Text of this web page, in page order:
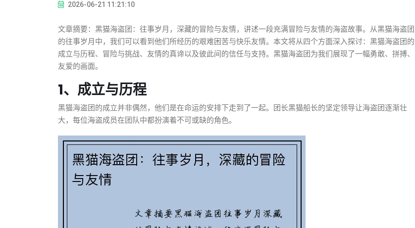
2026-06-21 11:21:10
文章摘要：黑猫海盗团：往事岁月，深藏的冒险与友情，讲述一段充满冒险与友情的海盗故事。从黑猫海盗团
的往事岁月中，我们可以看到他们所经历的艰难困苦与快乐友情。本文将从四个方面深入探讨：黑猫海盗团的
成立与历程、冒险与挑战、友情的真谛以及彼此间的信任与支持。黑猫海盗团为我们展现了一幅勇敢、拼搏、
友爱的画面。
1、成立与历程
黑猫海盗团的成立并非偶然，他们是在命运的安排下走到了一起。团长黑猫船长的坚定领导让海盗团逐渐壮
大，每位海盗成员在团队中都扮演着不可或缺的角色。